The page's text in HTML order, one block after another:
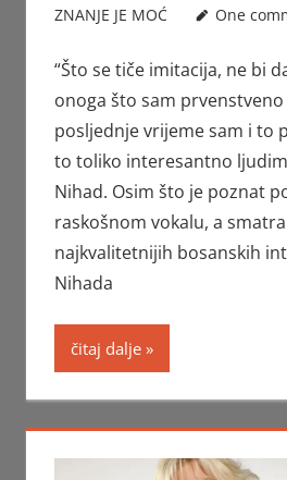
ZNANJE JE MOĆ
One
“Što se tiče imitacija, ne bi
onoga što sam prvenstveno
posljednje vrijeme sam i to
to toliko interesantno
Nihad. Osim što je poznat
raskošnom vokalu, a
najkvalitetnijih bosanskih
Nihada
čitaj dalje